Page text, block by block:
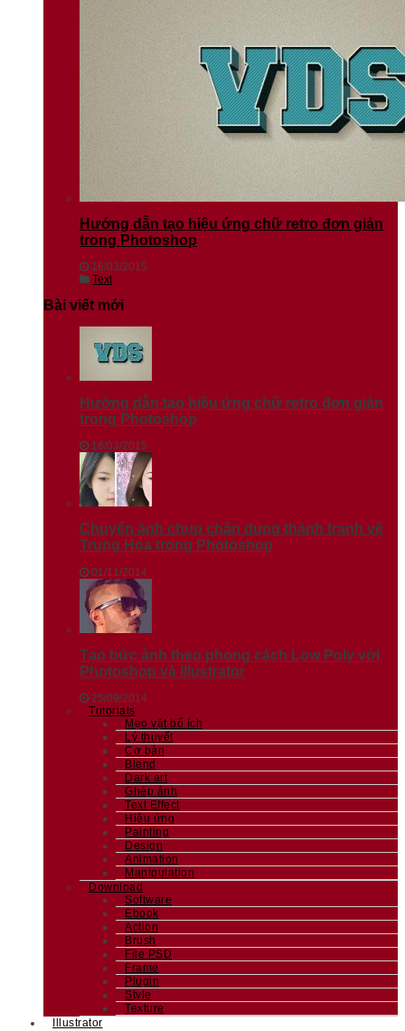
Hướng dẫn tạo hiệu ứng chữ retro đơn giản
trong Photoshop
16/03/2015
Text
Bài viết mới
Hướng dẫn tạo hiệu ứng chữ retro đơn giản
trong Photoshop
16/03/2015
Chuyển ảnh chụp chân dung thành tranh vẽ
Trung Hoa trong Photoshop
01/11/2014
Tạo bức ảnh theo phong cách Low Poly với
Photoshop và Illustrator
25/09/2014
Tutorials
Mẹo vặt bổ ích
Lý thuyết
Cơ bản
Blend
Dark art
Ghép ảnh
Text Effect
Hiệu ứng
Painting
Design
Animation
Manipulation
Download
Software
Ebook
Action
Brush
File PSD
Frame
Plugin
Style
Texture
Illustrator